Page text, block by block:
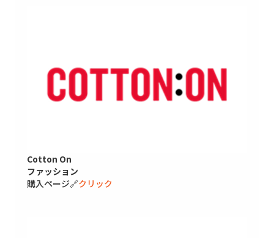
Cotton On
ファッション
購入ページ🔗クリック